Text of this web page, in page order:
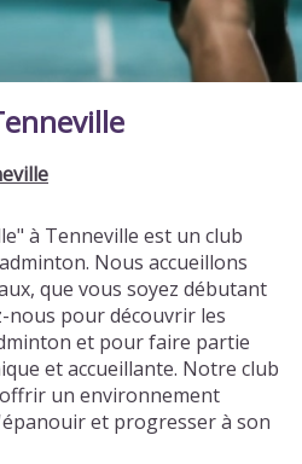
à Tenneville est un club
Nous accueillons
que vous soyez débutant
nous pour découvrir les
et pour faire partie
et accueillante. Notre club
un environnement
et progresser à son